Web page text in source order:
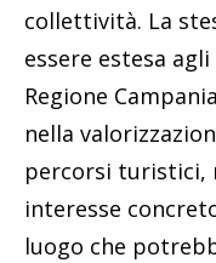
collettività. La
essere estesa
Regione
nella
percorsi turistici,
interesse
luogo che